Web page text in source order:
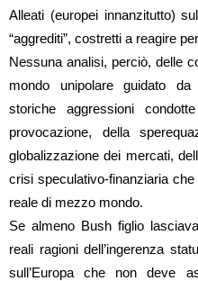
Alleati (europei innanzitutto)
“aggrediti”, costretti a reagire
Nessuna analisi, perciò, delle
mondo unipolare guidato
storiche aggressioni
provocazione, della
globalizzazione dei mercati,
crisi speculativo-finanziaria
reale di mezzo mondo.
Se almeno Bush figlio
reali ragioni dell’ingerenza
sull’Europa che non deve